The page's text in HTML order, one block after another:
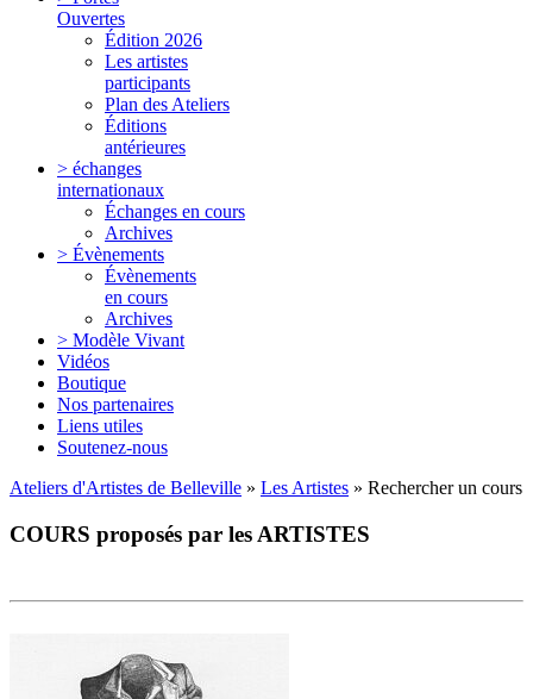
Ouvertes
Édition 2026
Les artistes
participants
Plan des Ateliers
Éditions
antérieures
> échanges
internationaux
Échanges en cours
Archives
> Évènements
Évènements
en cours
Archives
> Modèle Vivant
Vidéos
Boutique
Nos partenaires
Liens utiles
Soutenez-nous
Ateliers d'Artistes de Belleville » Les Artistes » Rechercher un cours
COURS proposés par les ARTISTES